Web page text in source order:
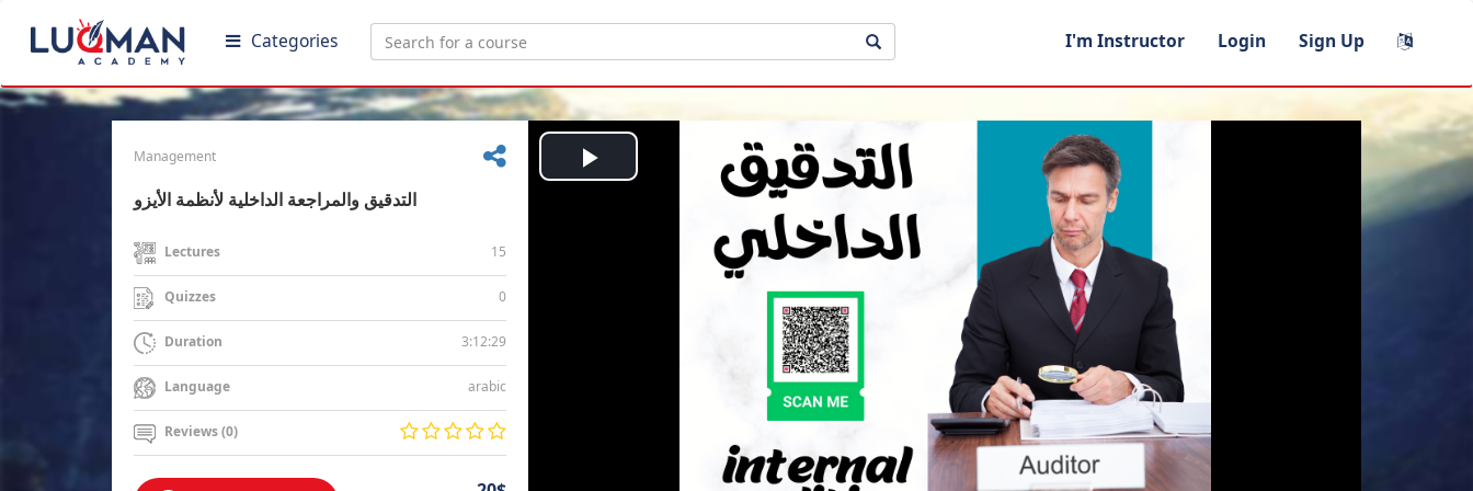
Categories I'm Instructor Login Sign Up
Management
التدقيق والمراجعة الداخلية لأنظمة الأيزو
Lectures 15
Quizzes 0
Duration 3:12:29
Language arabic
Reviews (0)
Play